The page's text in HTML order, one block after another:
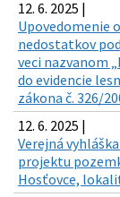
12. 6. 2025 |
Upovedomenie
nedostatkov
veci nazvanom
do evidencie
zákona č. 326/
12. 6. 2025 |
Verejná
projektu
Hosťovce,